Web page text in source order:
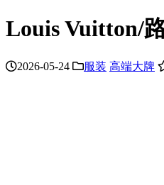
Louis Vuitton/
2026-05-24 服装 高端大牌